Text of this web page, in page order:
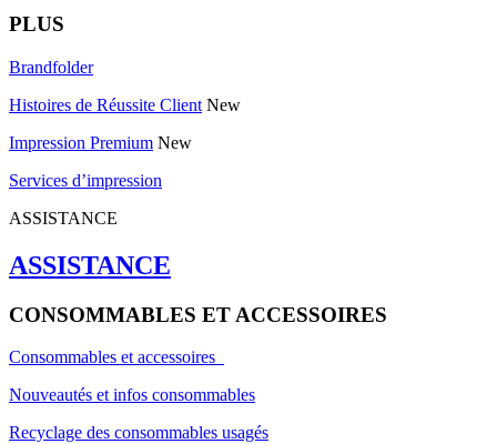
PLUS
Brandfolder
Histoires de Réussite Client New
Impression Premium New
Services d’impression
ASSISTANCE
ASSISTANCE
CONSOMMABLES ET ACCESSOIRES
Consommables et accessoires
Nouveautés et infos consommables
Recyclage des consommables usagés